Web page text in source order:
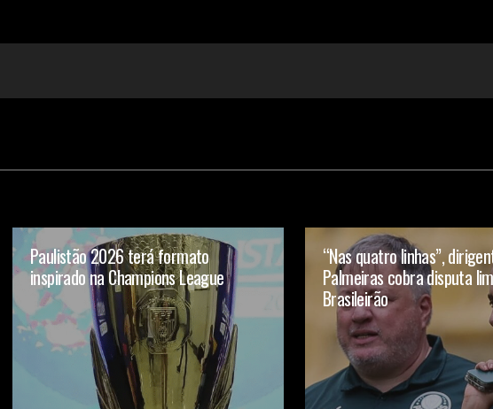
Paulistão 2026 terá formato
inspirado na Champions League
“Nas quatro linhas”,
Palmeiras cobra disputa
Brasileirão